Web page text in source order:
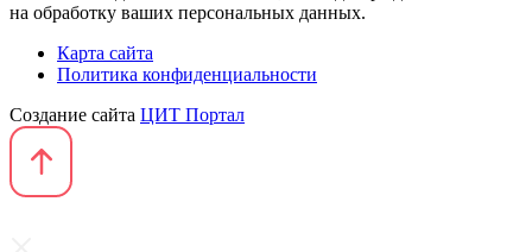
на обработку ваших персональных данных.
Карта сайта
Политика конфиденциальности
Создание сайта ЦИТ Портал